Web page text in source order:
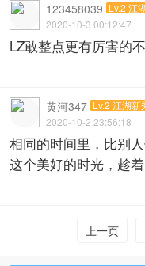
123458039 Lv.2 江
2020-10-3 00:12:47
LZ敢整点更有厉害的
黄河347 Lv.2 江湖新
2020-10-2 23:56:18
相同的时间里，比别
这个美好的时光，趁
上一页